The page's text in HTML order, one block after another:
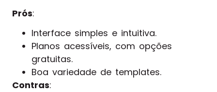
Prós:
Interface simples e intuitiva.
Planos acessíveis, com opções
gratuitas.
Boa variedade de templates.
Contras: